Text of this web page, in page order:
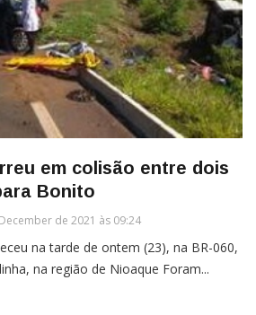
em colisão entre dois
Bonito
de 2021 às 09:24
na tarde de ontem (23), na BR-060,
na região de Nioaque Foram...